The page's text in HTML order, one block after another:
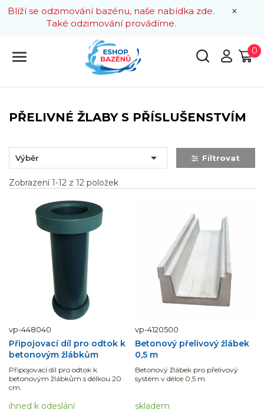
×
Blíží se odzimování bazénu, naše nabídka zde.
Také odzimování provádíme.
0
PŘELIVNÉ ŽLABY S PŘÍSLUŠENSTVÍM
Výběr  Filtrovat
Zobrazení 1-12 z 12 položek
vp-448040
Připojovací díl pro odtok k
betonovým žlábkům
Připojovací díl pro odtok k
betonovým žlábkům s délkou 20
cm.
ihned k odeslání
vp-4120500
Betonový přelivový žlábek
0,5 m
Betonový žlábek pro přelivový
systém v délce 0,5 m.
skladem